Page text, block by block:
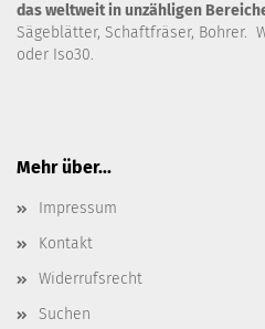
das weltweit in unzähligen
Sägeblätter, Schaftfräser, Bohrer.
oder Iso30.
Mehr über...
Impressum
Kontakt
Widerrufsrecht
Suchen